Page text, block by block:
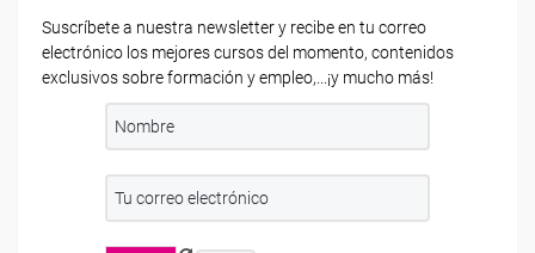
Suscríbete a nuestra newsletter y recibe en tu correo
electrónico los mejores cursos del momento, contenidos
exclusivos sobre formación y empleo,...¡y mucho más!